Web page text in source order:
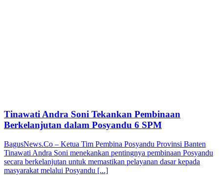
Tinawati Andra Soni Tekankan Pembinaan
Berkelanjutan dalam Posyandu 6 SPM
BagusNews.Co – Ketua Tim Pembina Posyandu Provinsi Banten
Tinawati Andra Soni menekankan pentingnya pembinaan Posyandu
secara berkelanjutan untuk memastikan pelayanan dasar kepada
masyarakat melalui Posyandu [...]